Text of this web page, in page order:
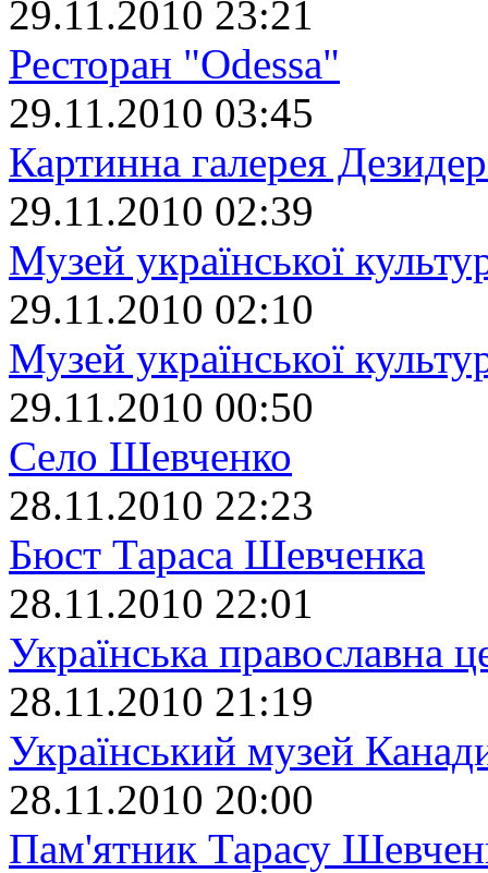
29.11.2010 23:21
Ресторан "Odessa"
29.11.2010 03:45
Картинна галерея
29.11.2010 02:39
Музей української
29.11.2010 02:10
Музей української
29.11.2010 00:50
Село Шевченко
28.11.2010 22:23
Бюст Тараса Шевченка
28.11.2010 22:01
Українська православна
28.11.2010 21:19
Український музей
28.11.2010 20:00
Пам'ятник Тарасу